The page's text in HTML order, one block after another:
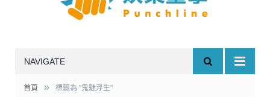
NAVIGATE
首頁 » 標籤為 "鬼魅浮生"